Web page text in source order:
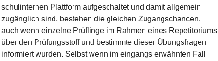
schulinternen Plattform aufgeschaltet und damit allgemein
zugänglich sind, bestehen die gleichen Zugangschancen,
auch wenn einzelne Prüflinge im Rahmen eines Repetitoriums
über den Prüfungsstoff und bestimmte dieser Übungsfragen
informiert wurden. Selbst wenn im eingangs erwähnten Fall